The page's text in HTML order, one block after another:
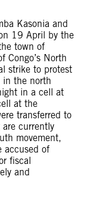
Kasonia and
19 April by the
town of
Congo’s North
strike to protest
in the north
in a cell at
at the
transferred to
currently
movement,
accused of
fiscal
and